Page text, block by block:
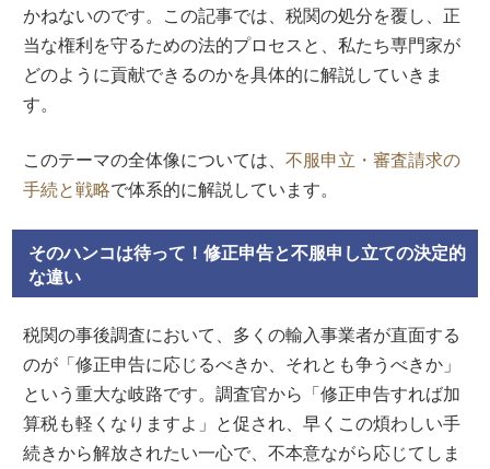
かねないのです。この記事では、税関の処分を覆し、正
当な権利を守るための法的プロセスと、私たち専門家が
どのように貢献できるのかを具体的に解説していきま
す。
このテーマの全体像については、不服申立・審査請求の
手続と戦略で体系的に解説しています。
そのハンコは待って！修正申告と不服申し立ての決定的
な違い
税関の事後調査において、多くの輸入事業者が直面する
のが「修正申告に応じるべきか、それとも争うべきか」
という重大な岐路です。調査官から「修正申告すれば加
算税も軽くなりますよ」と促され、早くこの煩わしい手
続きから解放されたい一心で、不本意ながら応じてしま